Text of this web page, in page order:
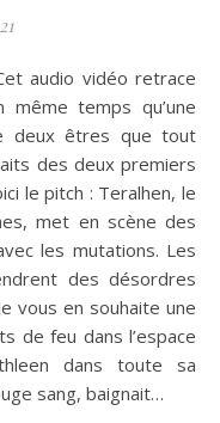
temps qu’une
deux êtres que tout
des deux premiers
le pitch : Teralhen, le
met en scène des
les mutations. Les
des désordres
vous en souhaite une
de feu dans l’espace
dans toute sa
sang, baignait…